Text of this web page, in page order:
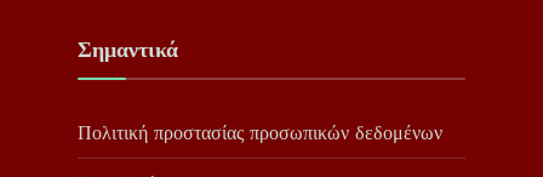
Σημαντικά
Πολιτική προστασίας προσωπικών δεδομένων